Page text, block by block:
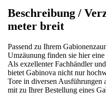
Beschreibung /
meter breit
Passend zu Ihrem
Umzäunung finden sie hier
Als exzellenter Fachhändler
bietet Gabinova nicht nur
Tore in diversen Ausführungen
mit zu Ihrer Bestellung eines